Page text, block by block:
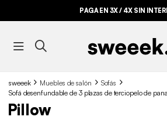
PAGA EN 3X / 4X SIN
sweeek Muebles de salón
Sofás
Sofá desenfundable de 3 plazas de terciopelo de
Pillow